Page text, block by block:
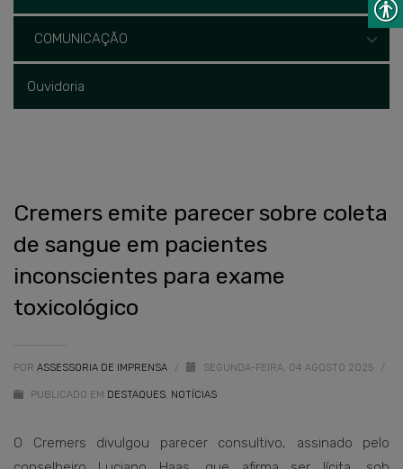
COMUNICAÇÃO
Ouvidoria
Cremers emite parecer sobre coleta
de sangue em pacientes
inconscientes para exame
toxicológico
POR ASSESSORIA DE IMPRENSA / SEGUNDA-FEIRA, 04 AGOSTO 2025 /
PUBLICADO EM DESTAQUES, NOTÍCIAS
O Cremers divulgou parecer consultivo, assinado pelo